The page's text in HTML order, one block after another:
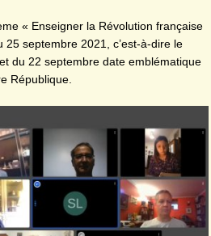
« Enseigner la Révolution française
25 septembre 2021, c’est-à-dire le
du 22 septembre date emblématique
République.